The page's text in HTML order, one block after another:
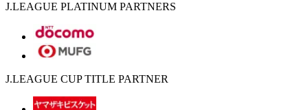
J.LEAGUE PLATINUM PARTNERS
J.LEAGUE CUP TITLE PARTNER